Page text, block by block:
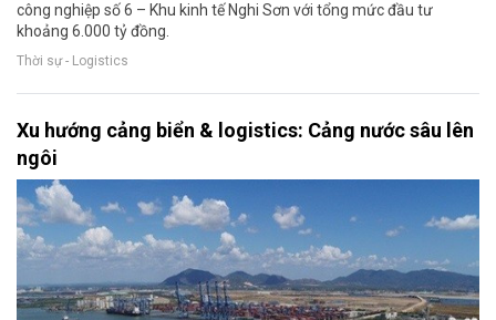
công nghiệp số 6 – Khu kinh tế Nghi Sơn với tổng mức đầu tư
khoảng 6.000 tỷ đồng.
Thời sự - Logistics
Xu hướng cảng biển & logistics: Cảng nước sâu lên
ngôi